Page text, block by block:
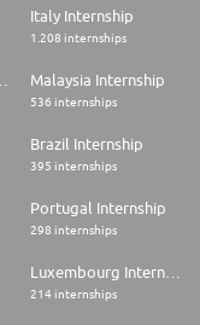
Italy Internship
1.208 internships
Malaysia Internship
536 internships
Brazil Internship
395 internships
Portugal Internship
298 internships
Luxembourg Internship
214 internships